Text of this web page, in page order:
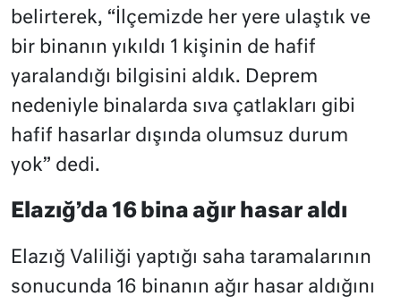
belirterek, “İlçemizde her yere ulaştık ve
bir binanın yıkıldı 1 kişinin de hafif
yaralandığı bilgisini aldık. Deprem
nedeniyle binalarda sıva çatlakları gibi
hafif hasarlar dışında olumsuz durum
yok” dedi.
Elazığ’da 16 bina ağır hasar aldı
Elazığ Valiliği yaptığı saha taramalarının
sonucunda 16 binanın ağır hasar aldığını